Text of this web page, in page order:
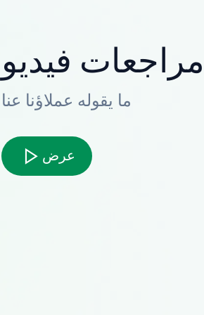
مراجعات فيديو
ما يقوله عملاؤنا عنا
عرض